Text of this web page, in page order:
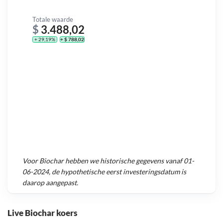
Live Biochar koers
Totale waarde
$ 3.488,02
+ 29,19% + $ 788,02
VoorBiocharhebben we historische gegevens vanaf01-
06-2024, de hypothetische eerst investeringsdatum is
daarop aangepast.